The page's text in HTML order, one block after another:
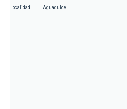
Localidad Aguadulce